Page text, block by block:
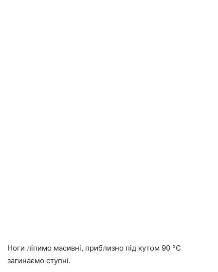
Ноги ліпимо масивні, приблизно під кутом 90 °С
загинаємо ступні.